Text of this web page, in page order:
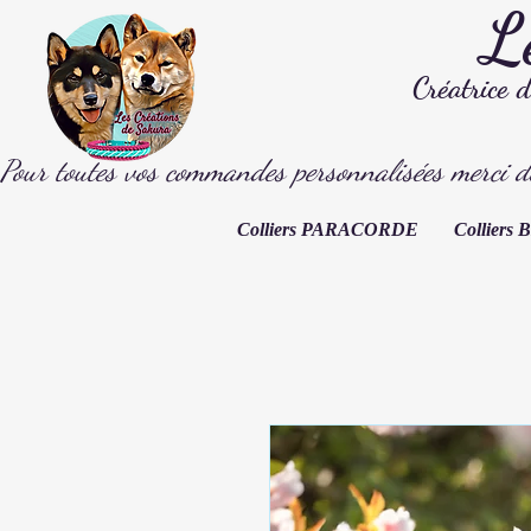
Créatrice
Colliers PARACORDE Colliers
Pour toutes vos commandes personnalisées